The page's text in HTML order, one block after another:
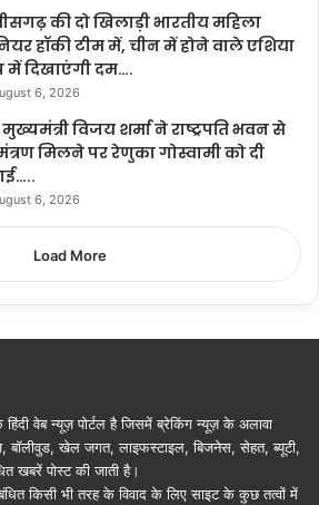
की दो खिलाड़ी भारतीय महिला
हॉकी टीम में, चीन में होने वाले एशिया
दिखाएंगी दम….
6, 2026
विजय शर्मा ने राष्ट्रपति भवन से
मिलने पर रेणुका गोस्वामी को दी
6, 2026
Load More
वेब न्यूज़ पोर्टल है जिसमें ब्रेकिंग न्यूज़ के अलावा
बॉलीवुड, खेल जगत, लाइफस्टाइल, बिजनेस, सेहत, ब्यूटी,
खबरें पोस्ट की जाती है।
किसी भी तरह के विवाद के लिए साइट के कुछ तत्वों में